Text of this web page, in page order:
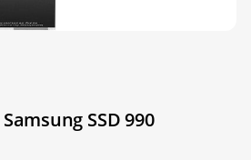
SSD 990